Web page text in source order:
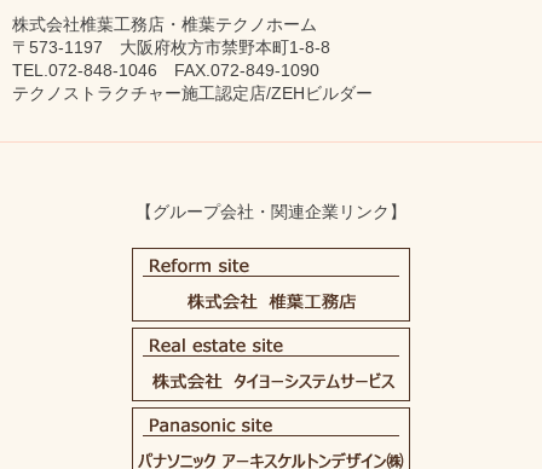
株式会社椎葉工務店・椎葉テクノホーム
〒573-1197 大阪府枚方市禁野本町1-8-8
TEL.072-848-1046 FAX.072-849-1090
テクノストラクチャー施工認定店/ZEHビルダー
【グループ会社・関連企業リンク】